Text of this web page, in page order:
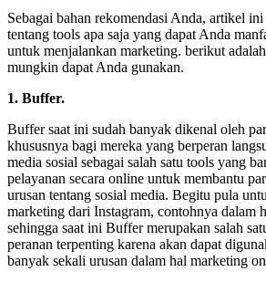
Sebagai bahan rekomendasi Anda, artikel ini
tentang tools apa saja yang dapat Anda
untuk menjalankan marketing. berikut
mungkin dapat Anda gunakan.
1. Buffer.
Buffer saat ini sudah banyak dikenal oleh
khususnya bagi mereka yang berperan
media sosial sebagai salah satu tools yang
pelayanan secara online untuk membantu
urusan tentang sosial media. Begitu pula
marketing dari Instagram, contohnya dalam
sehingga saat ini Buffer merupakan salah
peranan terpenting karena akan dapat
banyak sekali urusan dalam hal marketing